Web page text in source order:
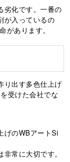
劣化です。一番の
が入っているの
があります。
り出す多色仕上げ
受けた会社でな
げのWBアートSi
常に大切です。